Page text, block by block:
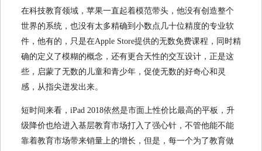
在科技教育领域，苹果一直起着模范带头，他没有创造整个
世界的系统，也没有太多精确到小数点几十位精度的专业软
件，他有的，只是在Apple Store提供的无数免费课程，同时精
确的定义了模糊的概念，还有更合天性的交互设计，正是这
些，启蒙了无数的儿童和青少年，促使无数的好奇心和灵
感，从指尖迸发出来。
短时间来看，iPad 2018依然是市面上性价比最高的平板，升
级降价也给进入基层教育市场打入了强心针，不管他能不能
靠着教育市场带来销量上的增长，但是，每一个为了教育做